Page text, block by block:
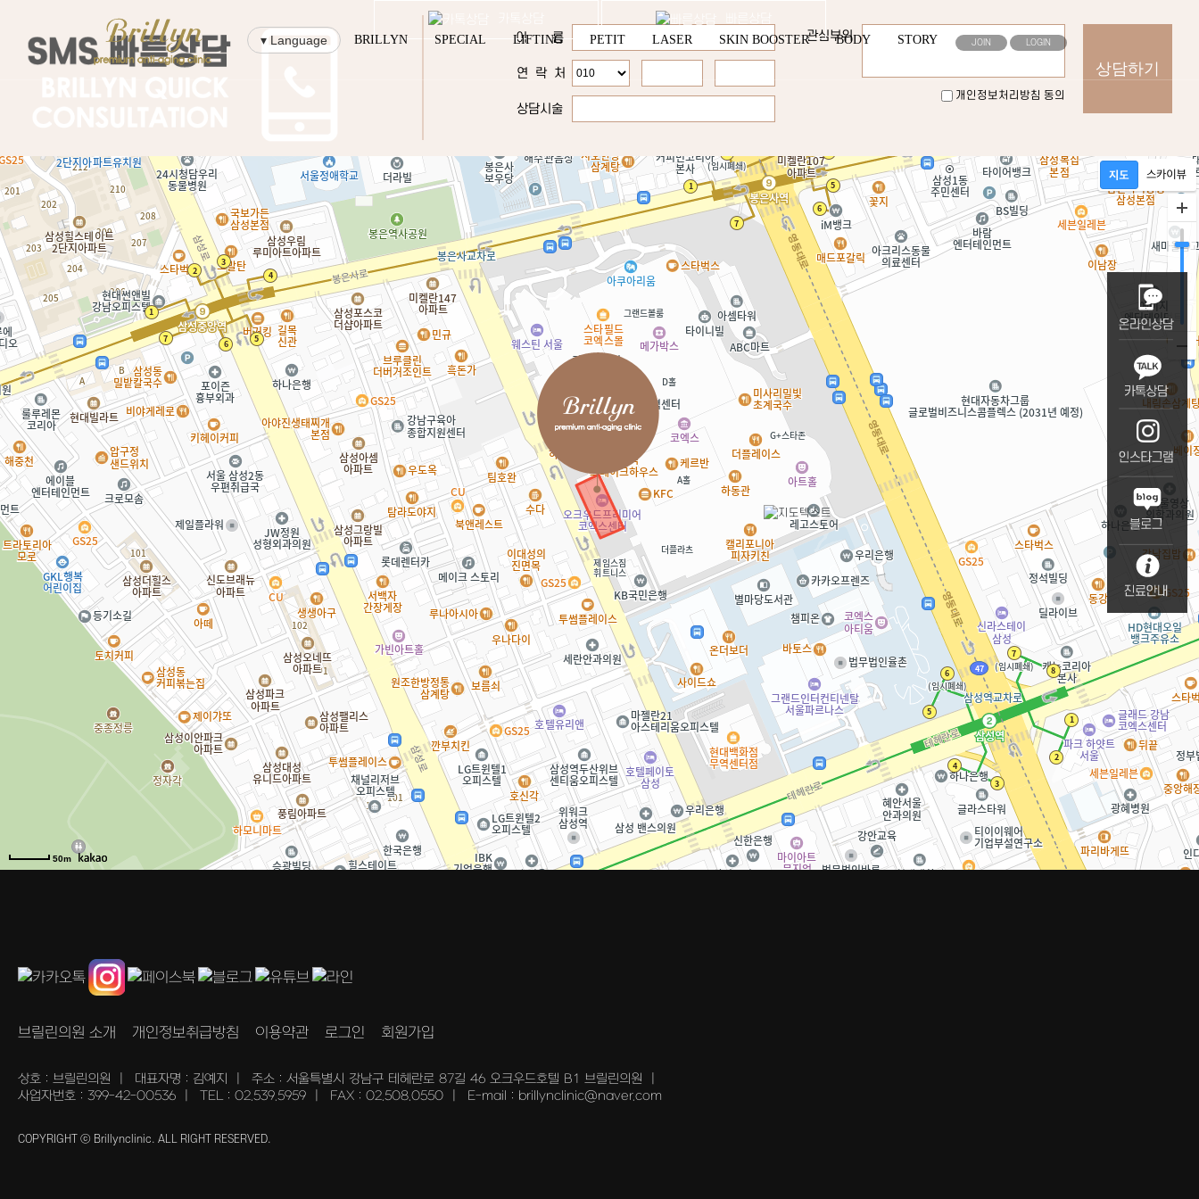
▾ Language BRILLYN SPECIAL LIFTING PETIT LASER SKIN BOOSTER BODY STORY JOIN LOGIN
이 름
연 락 처
상담시술
관심부위
개인정보처리방침 동의
50m
브릴린의원 소개 개인정보취급방침 이용약관 로그인 회원가입
상호 : 브릴린의원 대표자명 : 김예지 주소 : 서울특별시 강남구 테헤란로 87길 46 오크우드호텔 B1 브릴린의원
사업자번호 : 399-42-00536
TEL : 02.539.5959 FAX : 02.508.0550 E-mail : brillynclinic@naver.com
COPYRIGHT ⓒ Brillynclinic. ALL RIGHT RESERVED.